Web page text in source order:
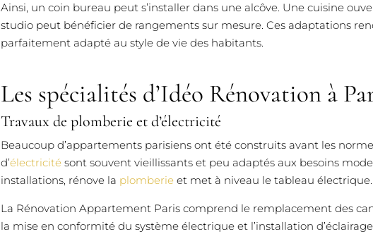
Ainsi, un coin bureau peut s’installer dans une alcôve. Une cuisine
studio peut bénéficier de rangements sur mesure. Ces adaptations
parfaitement adapté au style de vie des habitants.
Les spécialités d’Idéo Rénovation à
Travaux de plomberie et d’électricité
Beaucoup d’appartements parisiens ont été construits avant les
d’électricitésont souvent vieillissants et peu adaptés aux besoins
installations, rénove la plomberieet met à niveau le tableau électrique.
La Rénovation Appartement Paris comprend le remplacement des
la mise en conformité du système électrique et l’installation